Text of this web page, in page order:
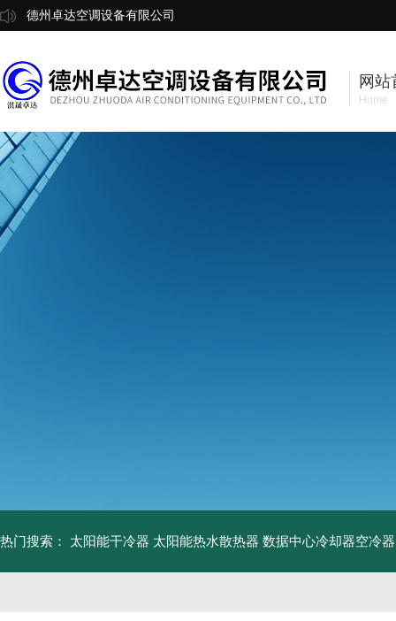
德州卓达空调设备有限公司
网站
Home
热门搜索： 太阳能干冷器 太阳能热水散热器 数据中心冷却器空冷器